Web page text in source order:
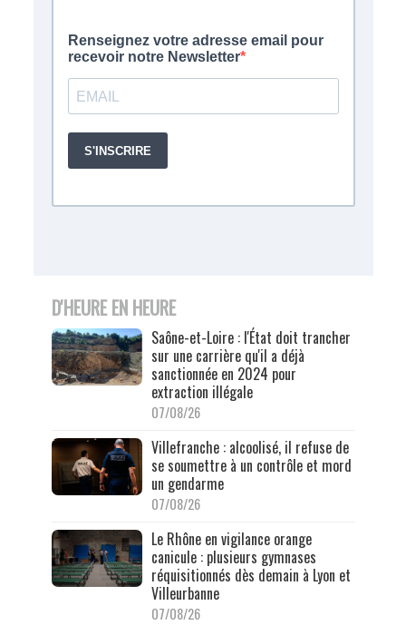
D'HEURE EN HEURE
Saône-et-Loire : l'État doit trancher
sur une carrière qu'il a déjà
sanctionnée en 2024 pour
extraction illégale
07/08/26
Villefranche : alcoolisé, il refuse de
se soumettre à un contrôle et mord
un gendarme
07/08/26
Le Rhône en vigilance orange
canicule : plusieurs gymnases
réquisitionnés dès demain à Lyon et
Villeurbanne
07/08/26